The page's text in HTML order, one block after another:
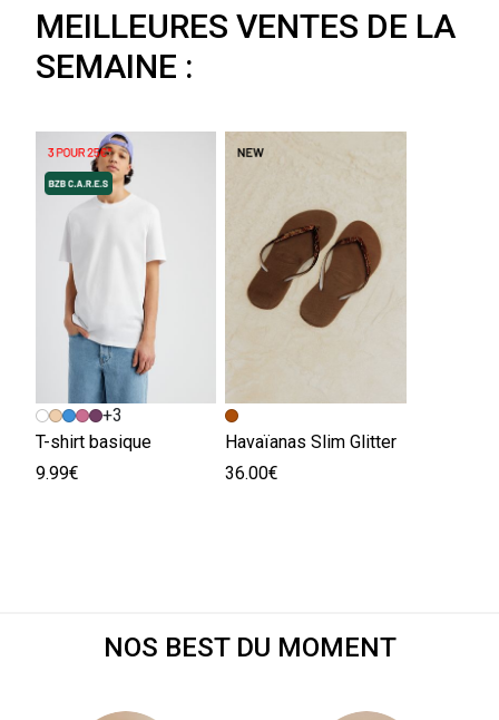
MEILLEURES VENTES DE LA
SEMAINE :
+3
T-shirt basique
9.99€
Havaïanas Slim Glitter
36.00€
NOS BEST DU MOMENT